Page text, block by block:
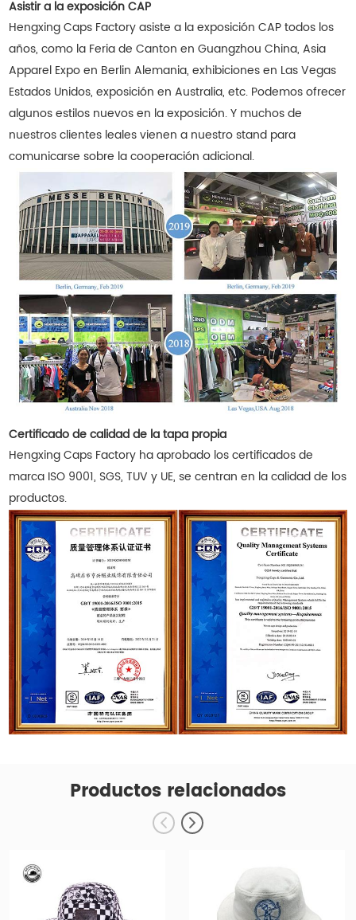
Asistir a la exposición CAP
Hengxing Caps Factory asiste a la exposición CAP todos los
años, como la Feria de Canton en Guangzhou China, Asia
Apparel Expo en Berlin Alemania, exhibiciones en Las Vegas
Estados Unidos, exposición en Australia, etc. Podemos ofrecer
algunos estilos nuevos en la exposición. Y muchos de
nuestros clientes leales vienen a nuestro stand para
comunicarse sobre la cooperación adicional.
Certificado de calidad de la tapa propia
Hengxing Caps Factory ha aprobado los certificados de
marca ISO 9001, SGS, TUV y UE, se centran en la calidad de los
productos.
Productos relacionados